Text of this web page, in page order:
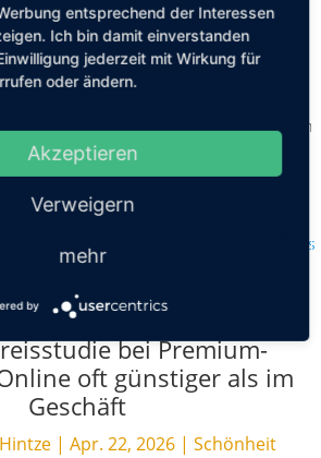
für den Sommer
steigen, verlangt die Körperpflege nach
Aufmerksamkeit. Schweiß, Sonne und
Duschen stellen Haut,...
bei Premium-
oft günstiger als im
Geschäft
| Apr. 22, 2026 | Schönheit
entsprechend der Interessen
Ich bin damit einverstanden
jederzeit mit Wirkung für
oder ändern.
Akzeptieren
Verweigern
mehr
by